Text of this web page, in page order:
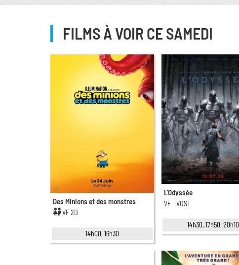
FILMS À VOIR CE SAMEDI
Des Minions et des monstres
VF 2D
14h00, 16h30
L'Odyssée
VF - VOST
14h30, 17h50, 20h10